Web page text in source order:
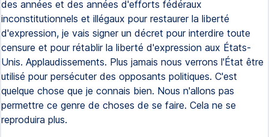
des années et des années d'efforts fédéraux
inconstitutionnels et illégaux pour restaurer la liberté
d'expression, je vais signer un décret pour interdire toute
censure et pour rétablir la liberté d'expression aux États-
Unis. Applaudissements. Plus jamais nous verrons l'État être
utilisé pour persécuter des opposants politiques. C'est
quelque chose que je connais bien. Nous n'allons pas
permettre ce genre de choses de se faire. Cela ne se
reproduira plus.